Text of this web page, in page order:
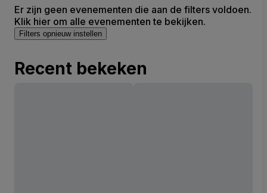
Er zijn geen evenementen die aan de filters voldoen.
Klik hier om alle evenementen te bekijken.
Filters opnieuw instellen
Recent bekeken